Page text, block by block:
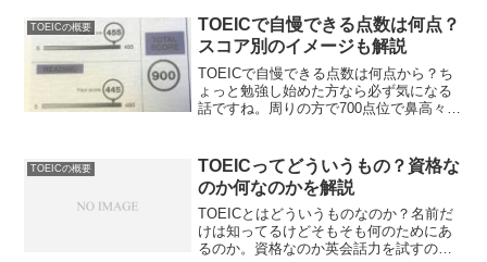
TOEICの区切りはなぜ中途半端なのかを
解説します。
TOEICの概要
TOEICで自慢できる点数は何点？
スコア別のイメージも解説
TOEICで自慢できる点数は何点から？ち
ょっと勉強し始めた方なら必ず気になる
話ですね。周りの方で700点位で鼻高々な
るかと考えたものです。TOEICで自慢で
きる点数を実体験から解説します。
TOEICの概要
TOEICってどういうもの？資格な
のか何なのかを解説
TOEICとはどういうものなのか？名前だ
けは知ってるけどそもそも何のためにあ
るのか。資格なのか英会話力を試すの